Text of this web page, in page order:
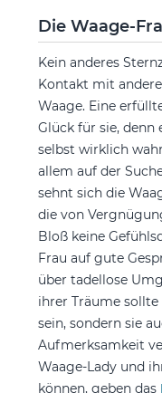
Die Waage-
Kein anderes
Kontakt mit
Waage. Eine
Glück für sie,
selbst wirklich
allem auf der
sehnt sich die
die von
Bloß keine
Frau auf gute
über tadellose
ihrer Träume
sein, sondern sie
Aufmerksamkeit
Waage-Lady und
können, geben das